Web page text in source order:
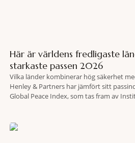
Här är världens fredligaste
starkaste passen 2026
Vilka länder kombinerar hög säkerhet
Henley & Partners har jämfört sitt
Global Peace Index, som tas fram av